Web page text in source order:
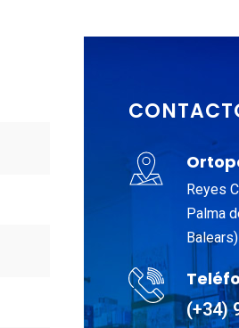
Reyes
Palma
Balears)
(+34)